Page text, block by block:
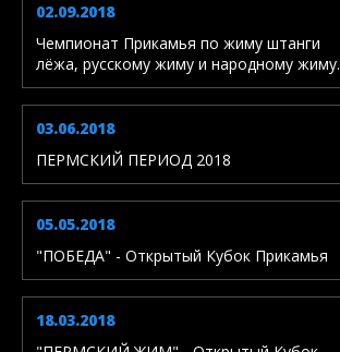
02.09.2018
Чемпионат Прикамья по жиму штанги
лёжа, русскому жиму и народному жиму.
03.06.2018
ПЕРМСКИЙ ПЕРИОД 2018
05.05.2018
"ПОБЕДА" - Открытый Кубок Прикамья
18.03.2018